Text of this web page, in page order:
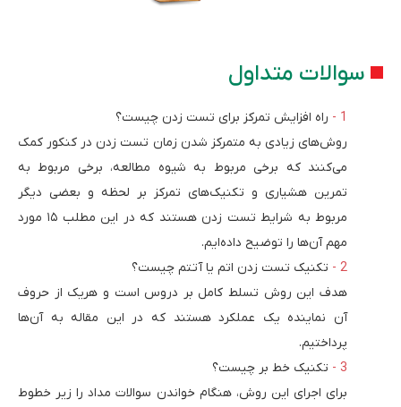
سوالات متداول
راه افزایش تمرکز برای تست زدن چیست؟
روش‌های زیادی به متمرکز شدن زمان تست زدن در کنکور کمک
می‌کنند که برخی مربوط به شیوه مطالعه، برخی مربوط به
تمرین هشیاری و تکنیک‌های تمرکز بر لحظه و بعضی دیگر
مربوط به شرایط تست زدن هستند که در این مطلب ۱۵ مورد
مهم آن‌ها را توضیح داده‌ایم.
تکنیک تست زدن اتم یا آتتم چیست؟
هدف این روش تسلط کامل بر دروس است و هریک از حروف
آن نماینده یک عملکرد هستند که در این مقاله به آن‌ها
پرداختیم.
تکنیک خط بر چیست؟
برای اجرای این روش، هنگام خواندن سوالات مداد را زیر خطوط